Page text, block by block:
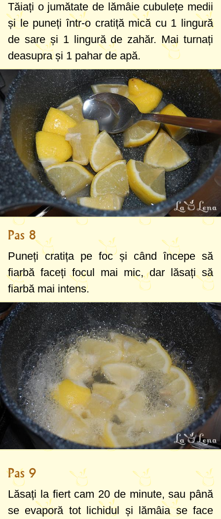
Tăiați o jumătate de lămâie cubulețe medii
și le puneți într-o cratiță mică cu 1 lingură
de sare și 1 lingurăde zahăr. Mai turnați
deasupra și 1 pahar de apă.
Pas 8
Puneți cratița pe foc și când începe să
fiarbă faceți focul mai mic, dar lăsați să
fiarbă mai intens.
Pas 9
Lăsați la fiert cam 20 de minute, sau până
se evaporă tot lichidul și lămâia se face